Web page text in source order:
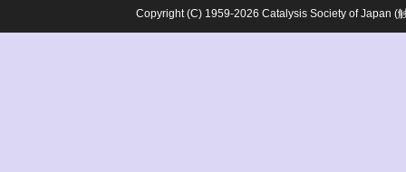
Copyright (C) 1959-2026 Catalysis Society of Japan (